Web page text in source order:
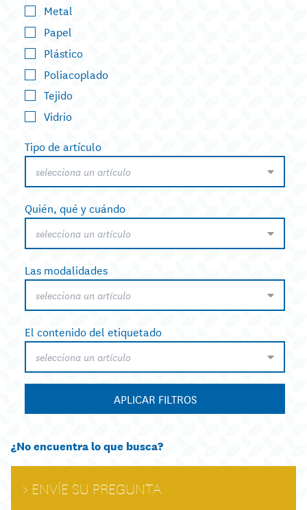
Metal
Papel
Plástico
Poliacoplado
Tejido
Vidrio
Tipo de artículo
selecciona un artículo
Quién, qué y cuándo
selecciona un artículo
Las modalidades
selecciona un artículo
El contenido del etiquetado
selecciona un artículo
APLICAR FILTROS
¿No encuentra lo que busca?
ENVÍE SU PREGUNTA